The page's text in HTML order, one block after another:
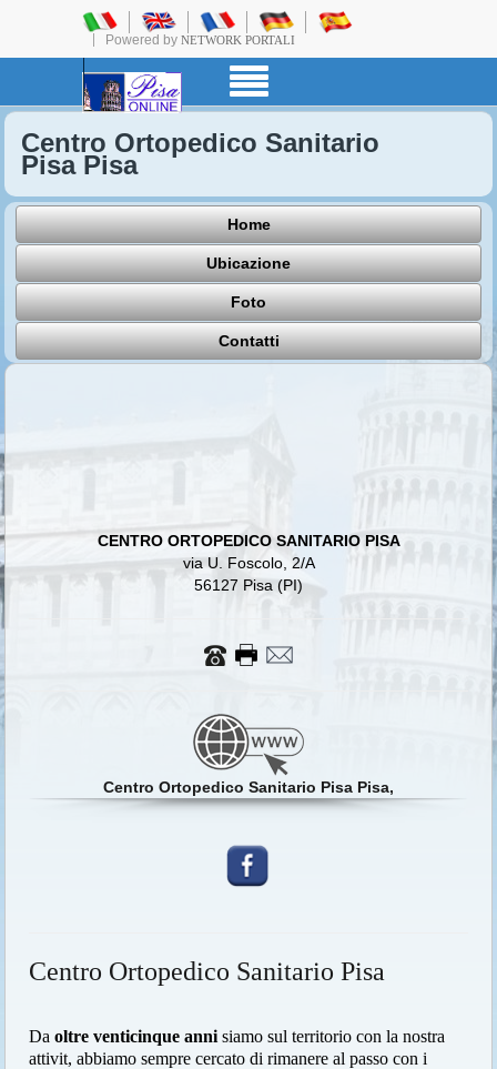
Powered by NETWORK PORTALI
Centro Ortopedico Sanitario
Pisa Pisa
Home
Ubicazione
Foto
Contatti
CENTRO ORTOPEDICO SANITARIO PISA
via U. Foscolo, 2/A
56127 Pisa (PI)
Centro Ortopedico Sanitario Pisa Pisa,
Centro Ortopedico Sanitario Pisa
Daoltre venticinque annisiamo sul territorio con la nostra
attivit, abbiamo sempre cercato di rimanere al passo con i